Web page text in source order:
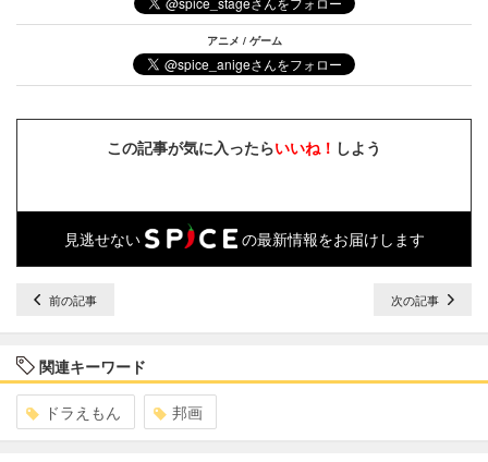
アニメ / ゲーム
この記事が気に入ったらいいね！ しよう
見逃せない の最新情報をお届けします
前の記事 次の記事
関連キーワード
ドラえもん 邦画